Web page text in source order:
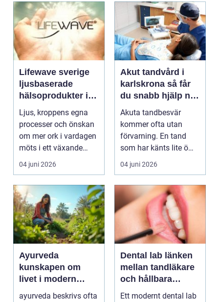
Lifewave sverige
ljusbaserade
hälsoprodukter i
fokus
Ljus, kroppens egna
processer och önskan
om mer ork i vardagen
möts i ett växande
intresse för fotot...
04 juni 2026
Akut tandvård i
karlskrona så får
du snabb hjälp när
tanden krisar
Akuta tandbesvär
kommer ofta utan
förvarning. En tand
som har känts lite öm
kan plötsligt göra så
on...
04 juni 2026
Ayurveda
kunskapen om
livet i modern
vardag
ayurveda beskrivs ofta
Dental lab länken
mellan tandläkare
och hållbara
leenden
Ett modernt dental lab